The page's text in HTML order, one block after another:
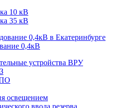
10 кВ
35 кВ
0,4кВ
устройства ВРУ
освещением
ввода резерва